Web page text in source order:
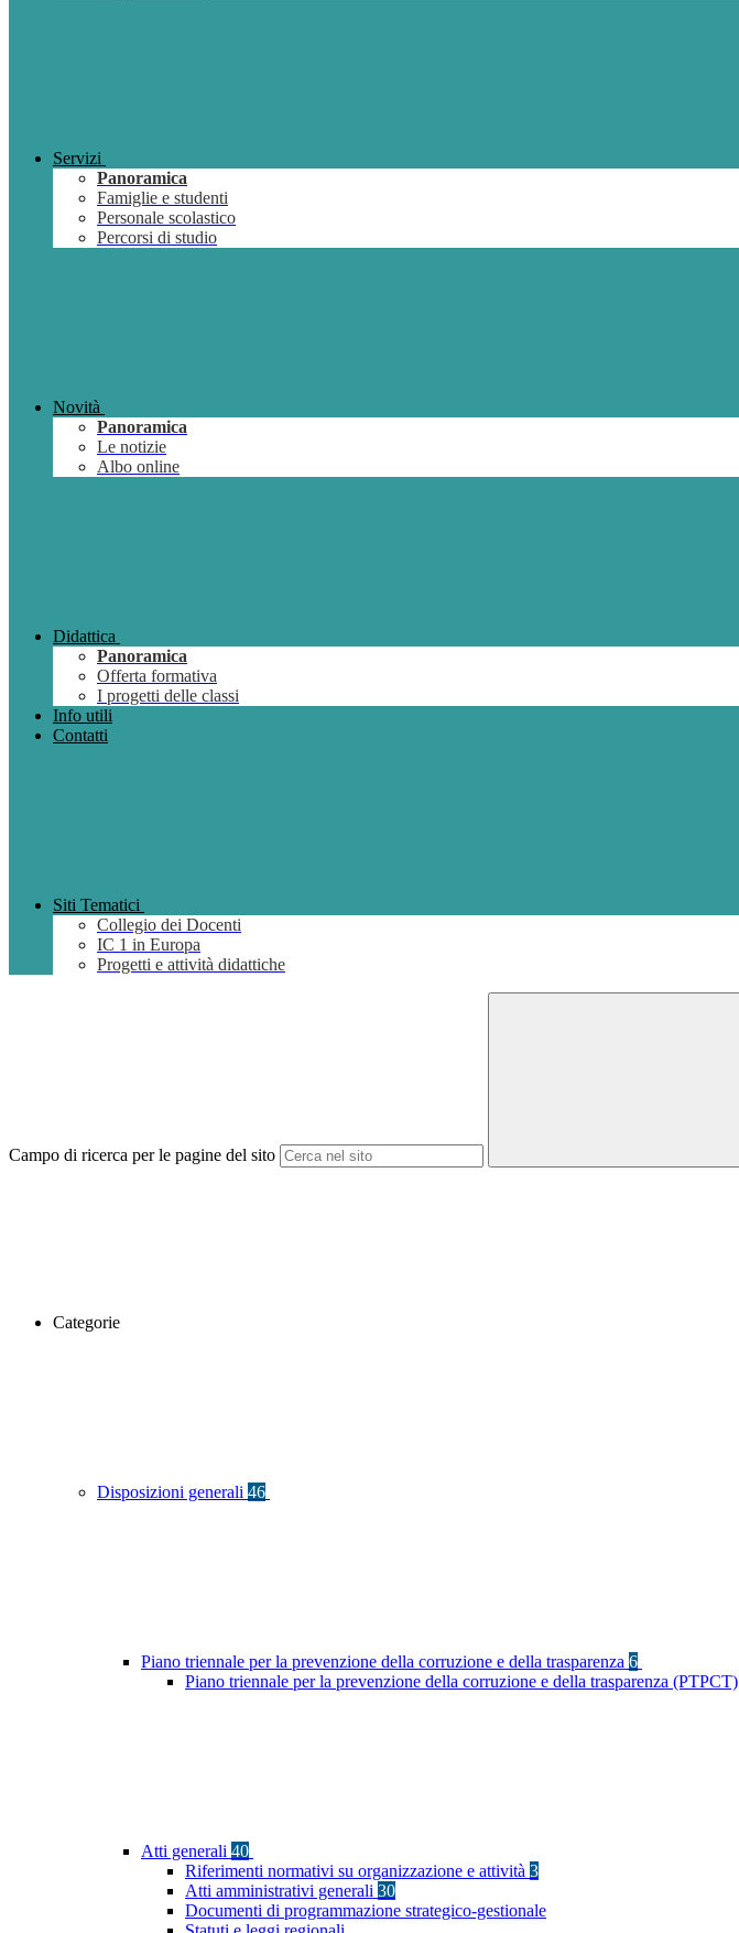
Servizi
Panoramica
Famiglie e studenti
Personale scolastico
Percorsi di studio
Novità
Panoramica
Le notizie
Albo online
Didattica
Panoramica
Offerta formativa
I progetti delle classi
Info utili
Contatti
Siti Tematici
Collegio dei Docenti
IC 1 in Europa
Progetti e attività didattiche
Campo di ricerca per le pagine del sito
Categorie
Disposizioni generali 46
Piano triennale per la prevenzione della corruzione e della trasparenza 6
Piano triennale per la prevenzione della corruzione e della trasparenza (PTPCT)
Atti generali 40
Riferimenti normativi su organizzazione e attività 3
Atti amministrativi generali 30
Documenti di programmazione strategico-gestionale